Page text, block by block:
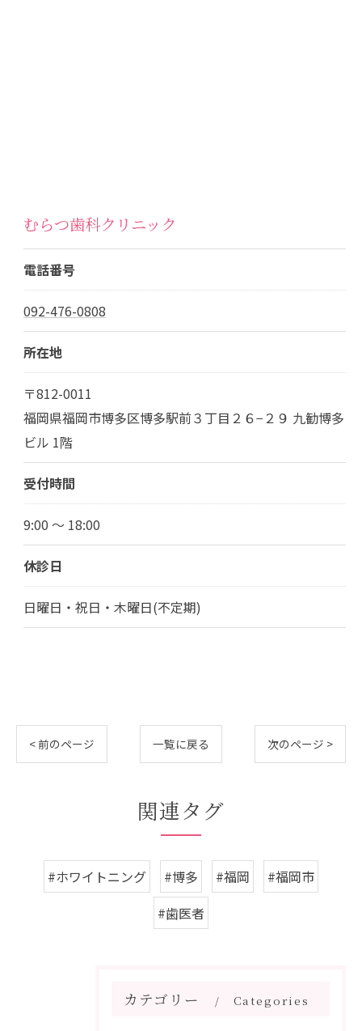
むらつ歯科クリニック
電話番号
092-476-0808
所在地
〒812-0011
福岡県福岡市博多区博多駅前３丁目２６−２９ 九勧博多
ビル 1階
受付時間
9:00 ～ 18:00
休診日
日曜日・祝日・木曜日(不定期)
< 前のページ 一覧に戻る 次のページ >
関連タグ
#ホワイトニング #博多 #福岡
#福岡市
#歯医者
カテゴリー Categories